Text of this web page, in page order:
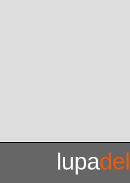
lupadel